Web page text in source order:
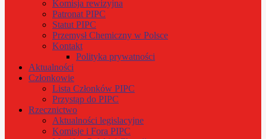
Komisja rewizyjna
Patronat PIPC
Statut PIPC
Przemysł Chemiczny w Polsce
Kontakt
Polityka prywatności
Aktualności
Członkowie
Lista Członków PIPC
Przystąp do PIPC
Rzecznictwo
Aktualności legislacyjne
Komisje i Fora PIPC